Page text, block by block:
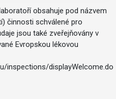
obsahuje pod názvem
činnosti schválené pro
jsou také zveřejňovány v
Evropskou lékovou
inspections/displayWelcome.do